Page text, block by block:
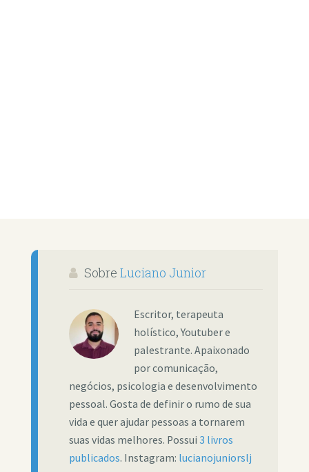
Sobre Luciano Junior
Escritor, terapeuta
holístico, Youtuber e
palestrante. Apaixonado
por comunicação,
negócios, psicologia e desenvolvimento
pessoal. Gosta de definir o rumo de sua
vida e quer ajudar pessoas a tornarem
suas vidas melhores. Possui 3 livros
publicados. Instagram: lucianojuniorslj